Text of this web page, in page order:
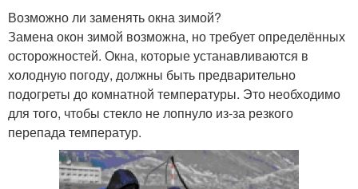
Возможно ли заменять окна зимой?
Замена окон зимой возможна, но требует определённых
осторожностей. Окна, которые устанавливаются в
холодную погоду, должны быть предварительно
подогреты до комнатной температуры. Это необходимо
для того, чтобы стекло не лопнуло из-за резкого
перепада температур.